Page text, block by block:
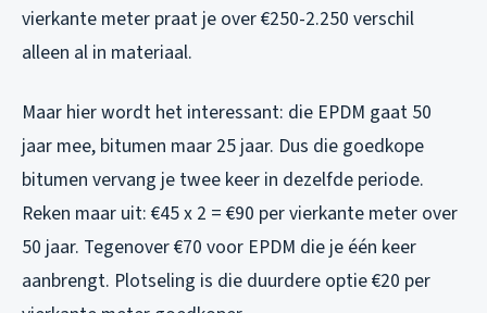
vierkante meter praat je over €250-2.250 verschil
alleen al in materiaal.
Maar hier wordt het interessant: die EPDM gaat 50
jaar mee, bitumen maar 25 jaar. Dus die goedkope
bitumen vervang je twee keer in dezelfde periode.
Reken maar uit: €45 x 2 = €90 per vierkante meter over
50 jaar. Tegenover €70 voor EPDM die je één keer
aanbrengt. Plotseling is die duurdere optie €20 per